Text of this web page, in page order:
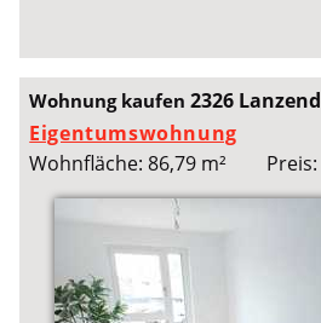
Wohnung kaufen2326
Eigentumswohnung
Wohnfläche: 86,79 m²